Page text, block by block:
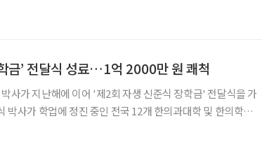
금’ 전달식 성료…1억 2000만 원 쾌척
사가 지난해에 이어 '제2회 자생 신준식 장학금' 전달식을 가
박사가 학업에 정진 중인 전국 12개 한의과대학 및 한의학전문